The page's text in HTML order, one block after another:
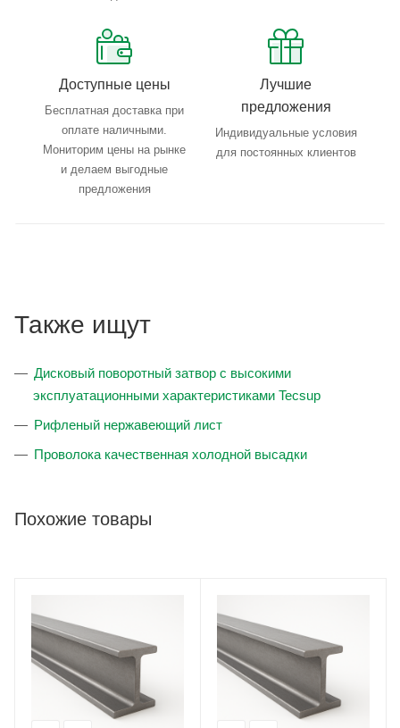
Доступные цены
Бесплатная доставка при
оплате наличными.
Мониторим цены на рынке
и делаем выгодные
предложения
Лучшие
предложения
Индивидуальные условия
для постоянных клиентов
Также ищут
Дисковый поворотный затвор с высокими
эксплуатационными характеристиками Tecsup
Рифленый нержавеющий лист
Проволока качественная холодной высадки
Похожие товары